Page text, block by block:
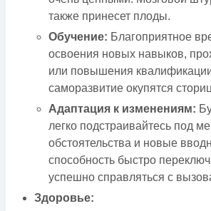
также принесет плоды.
Обучение: Благоприятное
освоения новых навыков,
или повышения
саморазвитие окупятся
Адаптация к изменениям:
легко подстраивайтесь под
обстоятельства и новые
способность быстро
успешно справляться с
Здоровье: